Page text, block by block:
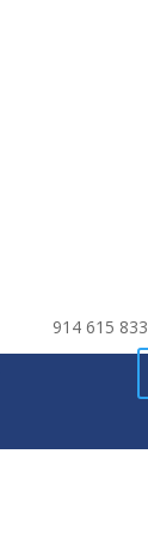
914 615 833